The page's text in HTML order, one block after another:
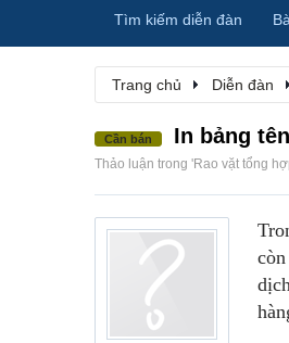
Trang chủ Diễn đàn
Cần bán In bảng
Thảo luận trong 'Rao vặt tổng
Tìm kiếm diễn đàn